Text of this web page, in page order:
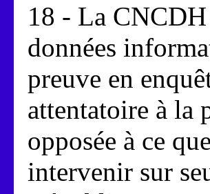
18 - La
données
preuve en
attentatoire à la
opposée à ce
intervenir sur